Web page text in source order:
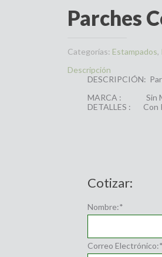
Parches
Categorías: Estampados,
Descripción
DESCRIPCIÓN:
MARCA : Sin
DETALLES : Con
Cotizar:
Nombre:*
Correo Electrónico:*